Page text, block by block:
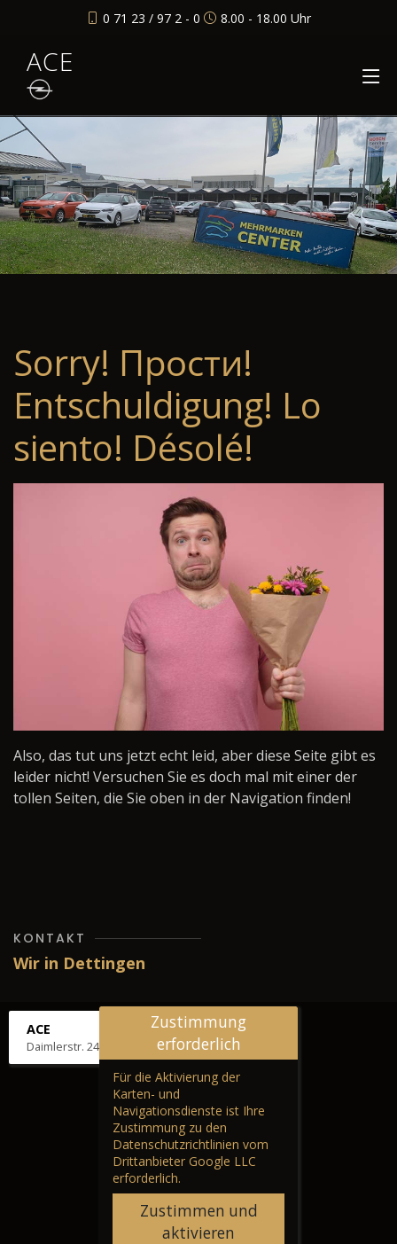
0 71 23 / 97 2 - 0 8.00 - 18.00 Uhr
ACE
Sorry! Прости!
Entschuldigung! Lo
siento! Désolé!
Also, das tut uns jetzt echt leid, aber diese Seite gibt es
leider nicht! Versuchen Sie es doch mal mit einer der
tollen Seiten, die Sie oben in der Navigation finden!
KONTAKT
Wir in Dettingen
ACE
Daimlerstr. 24, 72581 Dettingen
Zustimmung
erforderlich
Für die Aktivierung der
Karten- und
Navigationsdienste ist Ihre
Zustimmung zu den
Datenschutzrichtlinien vom
Drittanbieter Google LLC
erforderlich.
Zustimmen und
aktivieren